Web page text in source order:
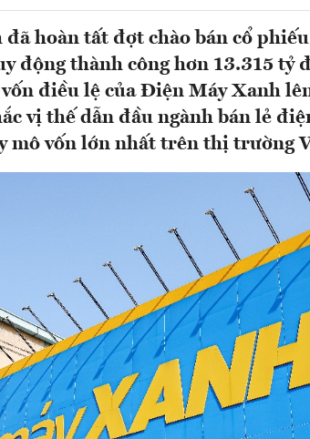
hoàn tất đợt chào bán cổ
động thành công hơn 13.315 tỷ
điều lệ của Điện Máy Xanh
vị thế dẫn đầu ngành bán lẻ
mô vốn lớn nhất trên thị trường